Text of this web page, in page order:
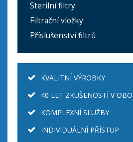
Sterilní filtry
Filtrační vložky
Příslušenství filtrů
KVALITNÍ VÝROBKY
40 LET ZKUŠENOSTÍ V
KOMPLEXNÍ SLUŽBY
INDIVIDUÁLNÍ PŘÍSTUP